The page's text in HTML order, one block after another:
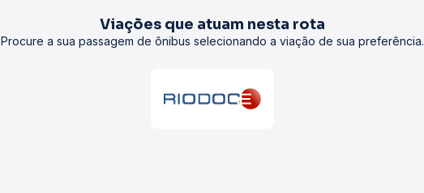
Viações que atuam nesta rota
Procure a sua passagem de ônibus selecionando a viação de sua preferência.